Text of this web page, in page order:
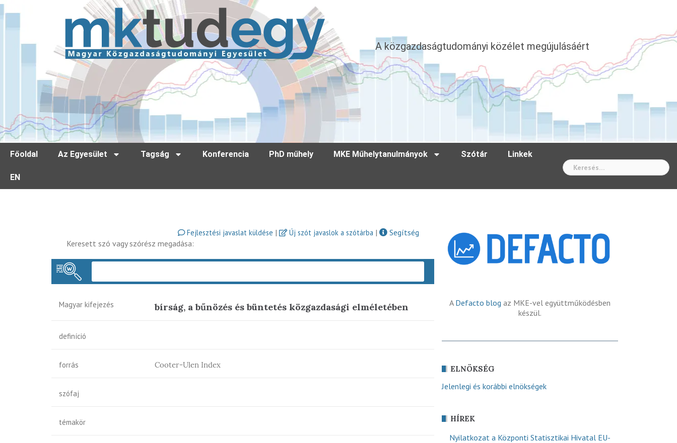
A közgazdaságtudományi közélet megújulásáért
Főoldal Az Egyesület Tagság Konferencia PhD műhely MKE Műhelytanulmányok Szótár Linkek
EN
Fejlesztési javaslat küldése | Új szót javaslok a szótárba |
Segítség
Keresett szó vagy szórész megadása:
Magyar kifejezés bírság, a bűnözés és büntetés közgazdasági elméletében
definíció
forrás Cooter-Ulen Index
szófaj
témakör
A Defacto blog az MKE-vel együttműködésben
készül.
ELNÖKSÉG
Jelenlegi és korábbi elnökségek
HÍREK
Nyilatkozat a Központi Statisztikai Hivatal EU-